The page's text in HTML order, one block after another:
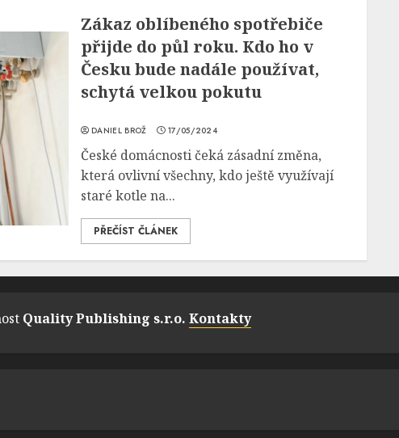
Zákaz oblíbeného spotřebiče
přijde do půl roku. Kdo ho v
Česku bude nadále používat,
schytá velkou pokutu
DANIEL BROŽ 17/05/2024
České domácnosti čeká zásadní změna,
která ovlivní všechny, kdo ještě využívají
staré kotle na...
PŘEČÍST ČLÁNEK
Quality Publishing s.r.o. Kontakty